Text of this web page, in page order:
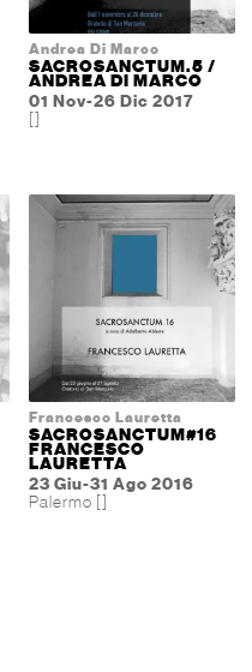
Andrea Di Marco
SACROSANCTUM.5 /
ANDREA DI MARCO
01 Nov-26 Dic 2017
[]
Francesco Lauretta
SACROSANCTUM#16
FRANCESCO
LAURETTA
23 Giu-31 Ago 2016
Palermo []